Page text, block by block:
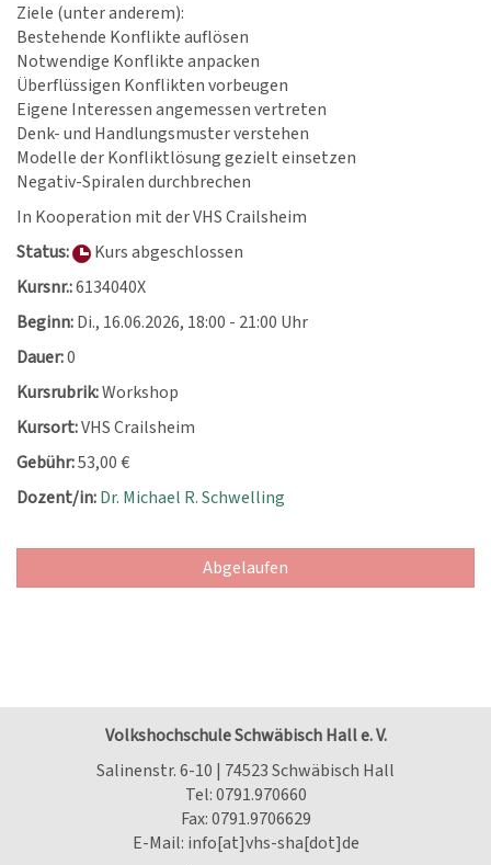
Ziele (unter anderem):
Bestehende Konflikte auflösen
Notwendige Konflikte anpacken
Überflüssigen Konflikten vorbeugen
Eigene Interessen angemessen vertreten
Denk- und Handlungsmuster verstehen
Modelle der Konfliktlösung gezielt einsetzen
Negativ-Spiralen durchbrechen
In Kooperation mit der VHS Crailsheim
Status:
Kurs abgeschlossen
Kursnr.:6134040X
Beginn:Di., 16.06.2026, 18:00 - 21:00 Uhr
Dauer:0
Kursrubrik:Workshop
Kursort:VHS Crailsheim
Gebühr:53,00 €
Dozent/in:Dr. Michael R. Schwelling
Abgelaufen
Volkshochschule Schwäbisch Hall e. V.
Salinenstr. 6-10 | 74523 Schwäbisch Hall
Tel:0791.970660
Fax: 0791.9706629
E-Mail: info[at]vhs-sha[dot]de